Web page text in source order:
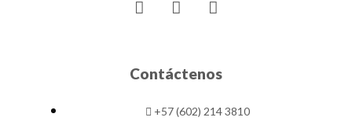
a
b
o
k
n
g
a
o
b
Contáctenos
+57 (602) 214 3810